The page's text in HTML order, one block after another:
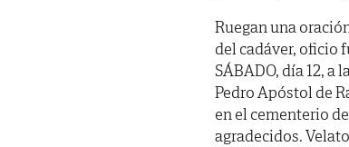
Ruegan una
del cadáver, oficio
SÁBADO, día 12, a
Pedro Apóstol de
en el cementerio
agradecidos.